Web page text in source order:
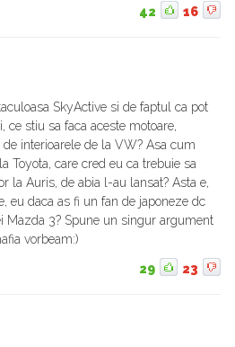
42 16
SkyActive si de faptul ca pot
ce stiu sa faca aceste motoare,
interioarele de la VW? Asa cum
Toyota, care cred eu ca trebuie sa
la Auris, de abia l-au lansat? Asta e,
eu daca as fi un fan de japoneze dc
3? Spune un singur argument
vorbeam:)
29 23